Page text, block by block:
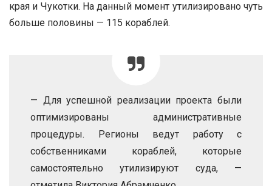
края и Чукотки. На данный момент утилизировано чуть
больше половины — 115 кораблей.
— Для успешной реализации проекта были
оптимизированы административные
процедуры. Регионы ведут работу с
собственниками кораблей, которые
самостоятельно утилизируют суда, —